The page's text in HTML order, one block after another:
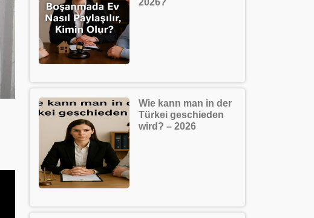
2026?
Wie kann man in der
Türkei geschieden
wird? – 2026